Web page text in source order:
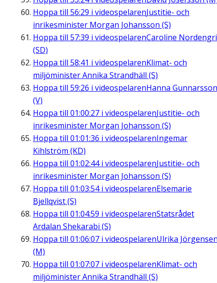
Hoppa till 56:29 i videospelarenJustitie- och
inrikesminister Morgan Johansson (S)
Hoppa till 57:39 i videospelarenCaroline
(SD)
Hoppa till 58:41 i videospelarenKlimat- och
miljöminister Annika Strandhäll (S)
Hoppa till 59:26 i videospelarenHanna Gunnarsson
(V)
Hoppa till 01:00:27 i videospelarenJustitie- och
inrikesminister Morgan Johansson (S)
Hoppa till 01:01:36 i videospelarenIngemar
Kihlström (KD)
Hoppa till 01:02:44i videospelarenJustitie- och
inrikesminister Morgan Johansson (S)
Hoppa till 01:03:54i videospelarenElsemarie
Bjellqvist (S)
Hoppa till 01:04:59 i videospelarenStatsrådet
Ardalan Shekarabi (S)
Hoppa till 01:06:07 i videospelarenUlrika
(M)
Hoppa till 01:07:07 i videospelarenKlimat- och
miljöminister Annika Strandhäll (S)